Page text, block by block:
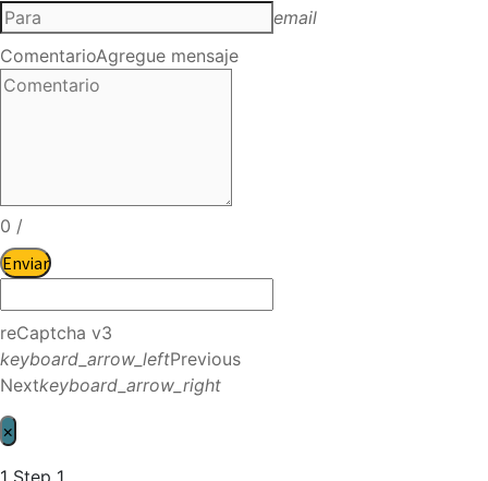
email
ComentarioAgregue mensaje
0 /
Enviar
reCaptcha v3
keyboard_arrow_leftPrevious
Nextkeyboard_arrow_right
×
1 Step 1